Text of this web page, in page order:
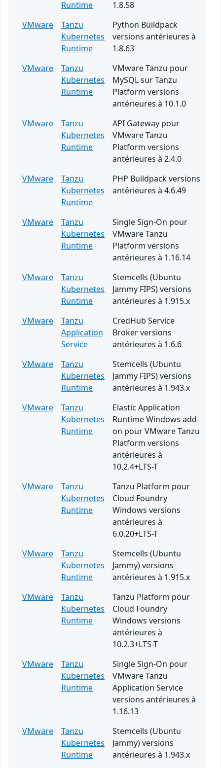
Runtime
1.8.58
VMware
Tanzu
Kubernetes
Runtime
Python Buildpack
versions antérieures à
1.8.63
VMware
Tanzu
Kubernetes
Runtime
VMware Tanzu pour
MySQL sur Tanzu
Platform versions
antérieures à 10.1.0
VMware
Tanzu
Kubernetes
Runtime
API Gateway pour
VMware Tanzu
Platform versions
antérieures à 2.4.0
VMware
Tanzu
Kubernetes
Runtime
PHP Buildpack versions
antérieures à 4.6.49
VMware
Tanzu
Kubernetes
Runtime
Single Sign-On pour
VMware Tanzu
Platform versions
antérieures à 1.16.14
VMware
Tanzu
Kubernetes
Runtime
Stemcells (Ubuntu
Jammy FIPS) versions
antérieures à 1.915.x
VMware
Tanzu
Application
Service
CredHub Service
Broker versions
antérieures à 1.6.6
VMware
Tanzu
Kubernetes
Runtime
Stemcells (Ubuntu
Jammy FIPS) versions
antérieures à 1.943.x
VMware
Tanzu
Kubernetes
Runtime
Elastic Application
Runtime Windows add-
on pour VMware Tanzu
Platform versions
antérieures à
10.2.4+LTS-T
VMware
Tanzu
Kubernetes
Runtime
Tanzu Platform pour
Cloud Foundry
Windows versions
antérieures à
6.0.20+LTS-T
VMware
Tanzu
Kubernetes
Runtime
Stemcells (Ubuntu
Jammy) versions
antérieures à 1.915.x
VMware
Tanzu
Kubernetes
Runtime
Tanzu Platform pour
Cloud Foundry
Windows versions
antérieures à
10.2.3+LTS-T
VMware
Tanzu
Kubernetes
Runtime
Single Sign-On pour
VMware Tanzu
Application Service
versions antérieures à
1.16.13
VMware
Tanzu
Kubernetes
Runtime
Stemcells (Ubuntu
Jammy) versions
antérieures à 1.943.x